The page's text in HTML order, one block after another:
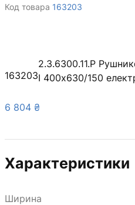
Код товара 163203
163203
2.3.6300.11.P
I 400х630/150
6 804 ₴
Характеристики
Ширина